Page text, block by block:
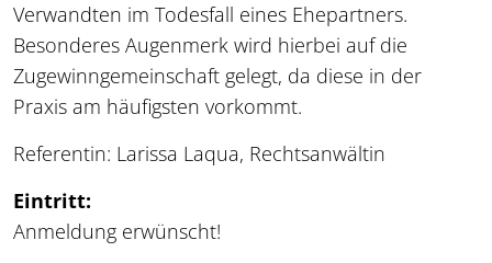
Verwandten im Todesfall eines Ehepartners.
Besonderes Augenmerk wird hierbei auf die
Zugewinngemeinschaft gelegt, da diese in der
Praxis am häufigsten vorkommt.
Referentin: Larissa Laqua, Rechtsanwältin
Eintritt:
Anmeldung erwünscht!